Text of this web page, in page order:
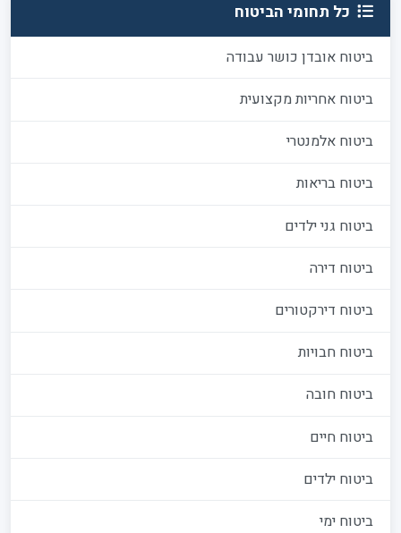
כל תחומי הביטוח
ביטוח אובדן כושר עבודה
ביטוח אחריות מקצועית
ביטוח אלמנטרי
ביטוח בריאות
ביטוח גני ילדים
ביטוח דירה
ביטוח דירקטורים
ביטוח חבויות
ביטוח חובה
ביטוח חיים
ביטוח ילדים
ביטוח ימי